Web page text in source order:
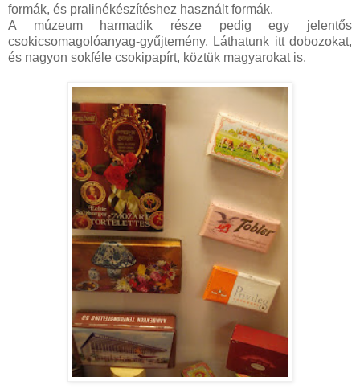
formák, és pralinékészítéshez használt formák.
A múzeum harmadik része pedig egy jelentős
csokicsomagolóanyag-gyűjtemény. Láthatunk itt dobozokat,
és nagyon sokféle csokipapírt, köztük magyarokat is.